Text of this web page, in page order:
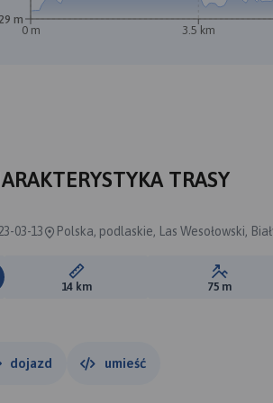
0 m 3.5 km
m
TRASY
03-13 Polska, podlaskie, Las Wesołowski,
Długość trasy:
14 km Suma
75 m
dojazd umieść